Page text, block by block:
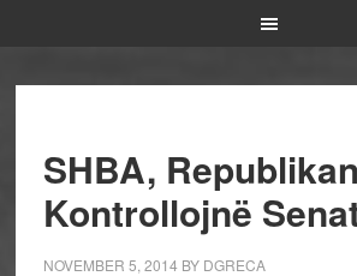
SHBA,
Kontrollojnë
NOVEMBER 5, 2014 BY DGRECA